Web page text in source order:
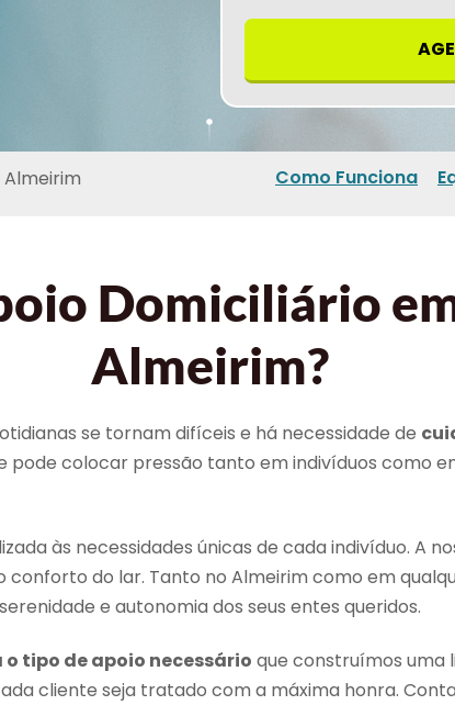
Almeirim Como Funciona
Domiciliário
Almeirim?
se tornam difíceis e há necessidade de
pode colocar pressão tanto em indivíduos como
às necessidades únicas de cada indivíduo. A
do lar. Tanto no Almeirim como em
e autonomia dos seus entes queridos.
tipo de apoio necessário que construímos uma
cliente seja tratado com a máxima honra.